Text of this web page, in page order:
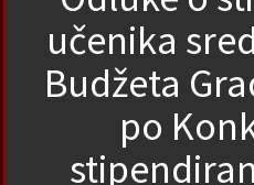
učenika
Budžeta
po